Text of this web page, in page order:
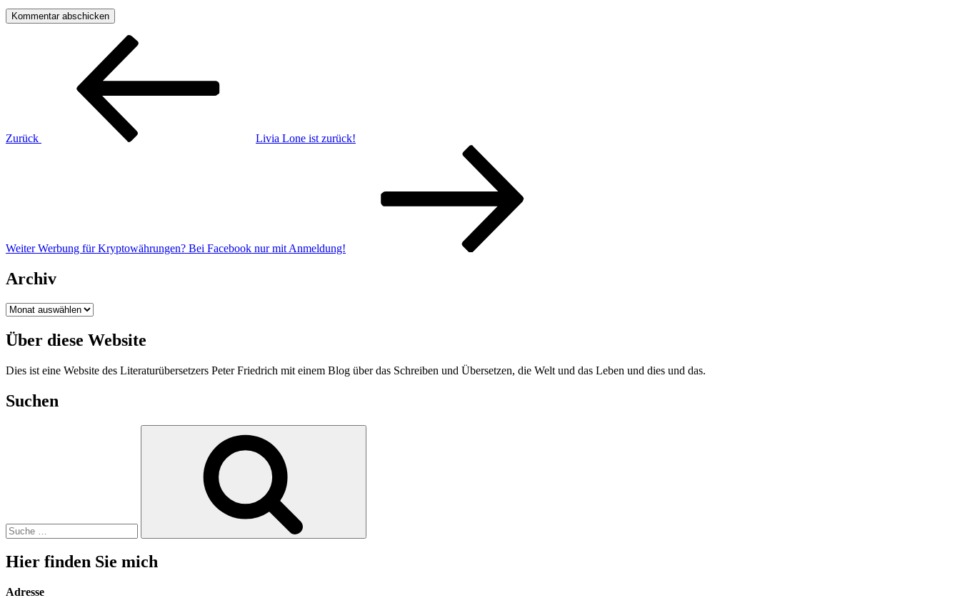
Beitragsnavigation
Zurück
Livia Lone ist zurück!
Weiter Werbung für Kryptowährungen? Bei Facebook nur mit Anmeldung!
Archiv
Archiv
Über diese Website
Dies ist eine Website des Literaturübersetzers Peter Friedrich mit einem Blog über das Schreiben und Übersetzen, die Welt und das Leben und dies und das.
Suchen
Hier finden Sie mich
Adresse